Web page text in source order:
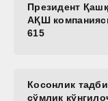
Президент
АҚШ
615
Косонлик
сўмлик